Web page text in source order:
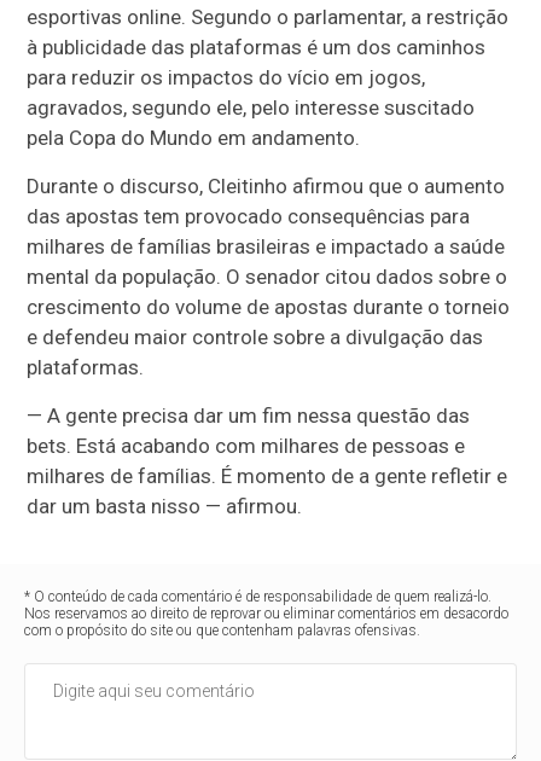
esportivas online. Segundo o parlamentar, a restrição
à publicidade das plataformas é um dos caminhos
para reduzir os impactos do vício em jogos,
agravados, segundo ele, pelo interesse suscitado
pela Copa do Mundo em andamento.
Durante o discurso, Cleitinho afirmou que o aumento
das apostas tem provocado consequências para
milhares de famílias brasileiras e impactado a saúde
mental da população. O senador citou dados sobre o
crescimento do volume de apostas durante o torneio
e defendeu maior controle sobre a divulgação das
plataformas.
— A gente precisa dar um fim nessa questão das
bets. Está acabando com milhares de pessoas e
milhares de famílias. É momento de a gente refletir e
dar um basta nisso — afirmou.
* O conteúdo de cada comentário é de responsabilidade de quem realizá-lo.
Nos reservamos ao direito de reprovar ou eliminar comentários em desacordo
com o propósito do site ou que contenham palavras ofensivas.